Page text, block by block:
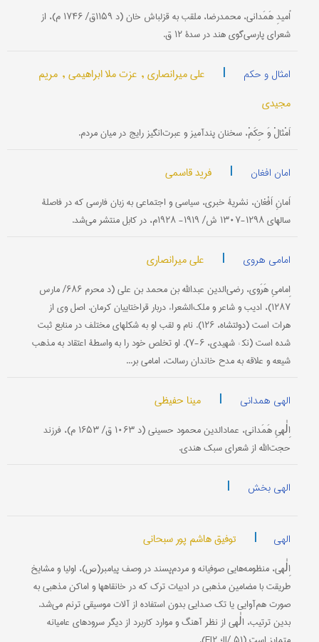
اُمیدِ هَمَدانی، محمدرضا، ملقب به قزلباش خان (د ۱۱۵۹ق/ ۱۷۴۶ م)، از
شعرای پارسی‌گوی هند در سدۀ ۱۲ ق.
امثال و حکم | علی میرانصاری , عزت ملا ابراهیمی , مریم
مجیدی
اَمْثالْ وَ حِكَمْ، سخنان پندآمیز و عبرت‌انگیز رایج در میان مردم.
امان افغان | فرید قاسمی
اَمانِ اَفْغان، نشریۀ خبری، سیاسی و اجتماعی به زبان فارسی كه در فاصلۀ
سالهای ۱۲۹۸-۱۳۰۷ ش/ ۱۹۱۹- ۱۹۲۸م، در كابل منتشر می‌شد.
امامی هروی | علی میرانصاری
اِمامیِ هَرَوی، رضی‌الدین عبدالله بن محمد بن علی (د محرم ۶۸۶/ مارس
۱۲۸۷)، ادیب و شاعر و ملك‌الشعراء دربار قراختاییان كرمان. اصل وی از
هرات است (دولتشاه، ۱۲۶). نام و لقب او به شكلهای مختلف در منابع ثبت
شده است (نک‍ : شهیدی، ۶-۷). او تخلص خود را به واسطۀ اعتقاد به مذهب
شیعه و علاقه به مدح خاندان رسالت، امامی بر...
الهی همدانی | مینا حفیظی
اِلٰهیِ هَمَدانی، عمادالدین محمود حسینی (د ۱۰۶۳ ق/ ۱۶۵۳ م)، فرزند
حجت‌الله از شعرای سبك هندی.
الهی بخش |
الهی | توفیق هاشم پور سبحانی
اِلٰهی، منظومه‌هایی صوفیانه و مردم‌پسند در وصف پیامبر(ص)، اولیا و مشایخ
طریقت با مضامین مذهبی در ادبیات ترك كه در خانقاهها و اماكن مذهبی به
صورت هم‌آوایی یا تك صدایی بدون استفاده از آلات موسیقی ترنم می‌شد.
بدین ترتیب، الٰهی از نظر آهنگ و موارد كاربرد از دیگر سرودهای عامیانه